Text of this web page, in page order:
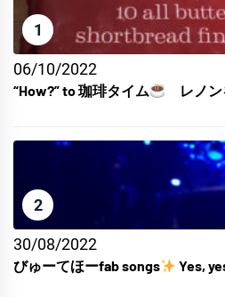
1
06/10/2022
“How?” to 珈琲タイム レノン
2
30/08/2022
びゅーてほーfab songs Yes,